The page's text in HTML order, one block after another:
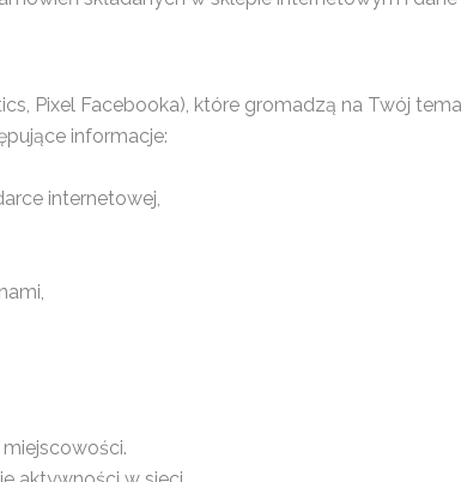
Pixel Facebooka), które gromadzą na Twój
informacje:
internetowej,